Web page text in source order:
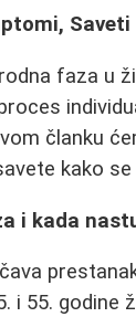
faza u
članku
kako
i kada
i 55. godine